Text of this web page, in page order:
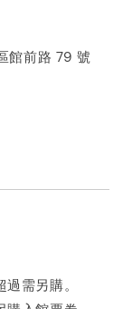
館前路 79 號
需另購。